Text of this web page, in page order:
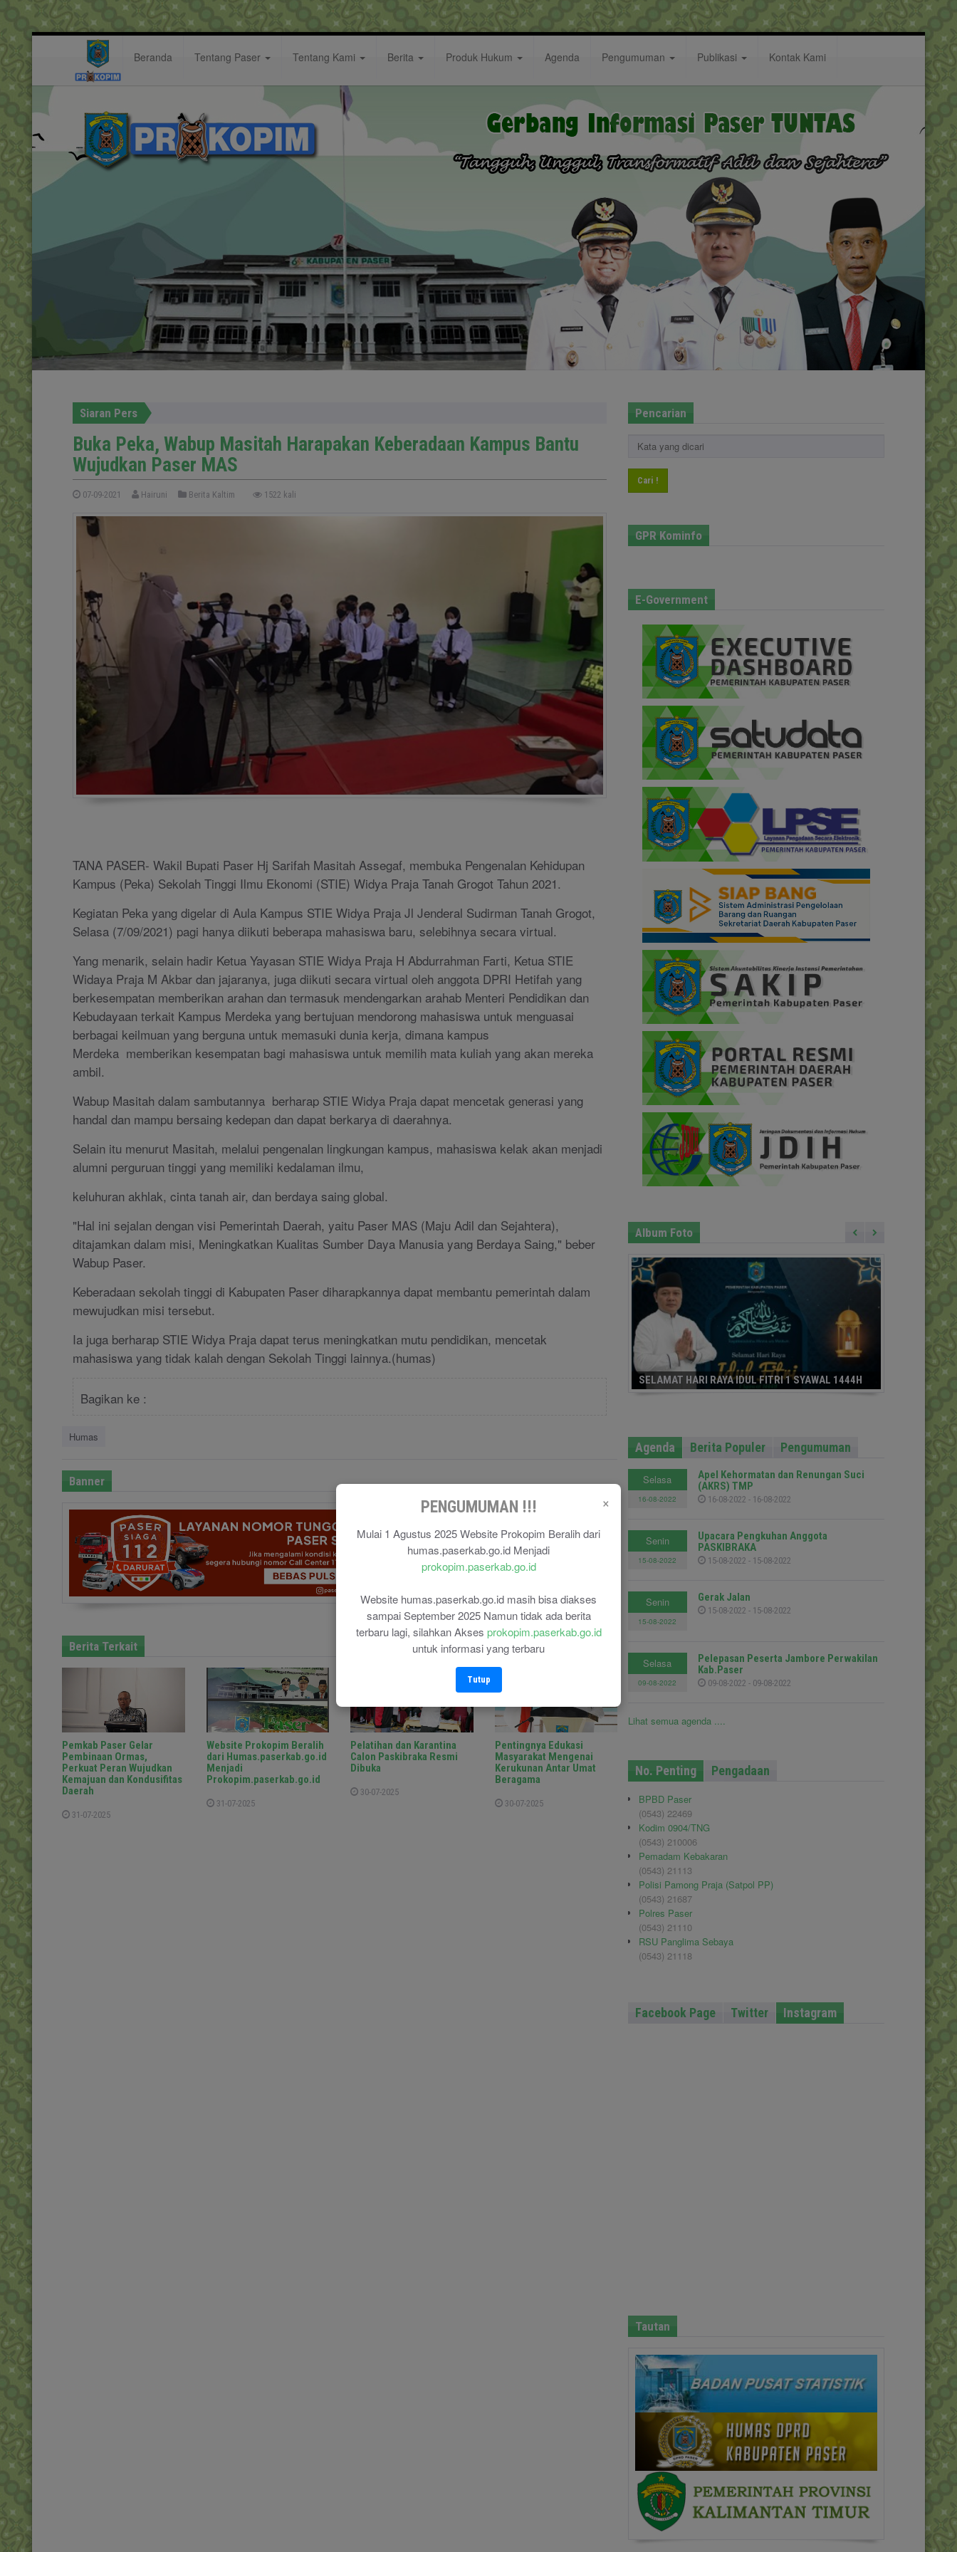
×
PENGUMUMAN !!!
Mulai 1 Agustus 2025 Website Prokopim Beralih dari
humas.paserkab.go.id Menjadi
prokopim.paserkab.go.id
Website humas.paserkab.go.id masih bisa diakses
sampai September 2025 Namun tidak ada berita
terbaru lagi, silahkan Akses prokopim.paserkab.go.id
untuk informasi yang terbaru
Tutup
Beranda Tentang Paser Tentang Kami Berita Produk Hukum Agenda Pengumuman Publikasi Kontak Kami
Berita:
Siaran Pers
Buka Peka, Wabup Masitah Harapakan Keberadaan Kampus Bantu
Wujudkan Paser MAS
07-09-2021 Hairuni Berita Kaltim 1522 kali
TANA PASER- Wakil Bupati Paser Hj Sarifah Masitah Assegaf, membuka Pengenalan Kehidupan
Kampus (Peka) Sekolah Tinggi Ilmu Ekonomi (STIE) Widya Praja Tanah Grogot Tahun 2021.
Kegiatan Peka yang digelar di Aula Kampus STIE Widya Praja Jl Jenderal Sudirman Tanah Grogot,
Selasa (7/09/2021) pagi hanya diikuti beberapa mahasiswa baru, selebihnya secara virtual.
Yang menarik, selain hadir Ketua Yayasan STIE Widya Praja H Abdurrahman Farti, Ketua STIE
Widaya Praja M Akbar dan jajaranya, juga diikuti secara virtual oleh anggota DPRI Hetifah yang
berkesempatan memberikan arahan dan termasuk mendengarkan arahab Menteri Pendidikan dan
Kebudayaan terkait Kampus Merdeka yang bertujuan mendorong mahasiswa untuk menguasai
berbagai keilmuan yang berguna untuk memasuki dunia kerja, dimana kampus
Merdeka memberikan kesempatan bagi mahasiswa untuk memilih mata kuliah yang akan mereka
ambil.
Wabup Masitah dalam sambutannya berharap STIE Widya Praja dapat mencetak generasi yang
handal dan mampu bersaing kedepan dan dapat berkarya di daerahnya.
Selain itu menurut Masitah, melalui pengenalan lingkungan kampus, mahasiswa kelak akan menjadi
alumni perguruan tinggi yang memiliki kedalaman ilmu,
keluhuran akhlak, cinta tanah air, dan berdaya saing global.
"Hal ini sejalan dengan visi Pemerintah Daerah, yaitu Paser MAS (Maju Adil dan Sejahtera),
ditajamkan dalam misi, Meningkatkan Kualitas Sumber Daya Manusia yang Berdaya Saing," beber
Wabup Paser.
Keberadaan sekolah tinggi di Kabupaten Paser diharapkannya dapat membantu pemerintah dalam
mewujudkan misi tersebut.
Ia juga berharap STIE Widya Praja dapat terus meningkatkan mutu pendidikan, mencetak
mahasiswa yang tidak kalah dengan Sekolah Tinggi lainnya.(humas)
Bagikan ke :
Humas
Banner
Berita Terkait
Pemkab Paser Gelar
Pembinaan Ormas,
Perkuat Peran Wujudkan
Kemajuan dan Kondusifitas
Daerah
31-07-2025
Website Prokopim Beralih
dari Humas.paserkab.go.id
Menjadi
Prokopim.paserkab.go.id
31-07-2025
Pelatihan dan Karantina
Calon Paskibraka Resmi
Dibuka
30-07-2025
Pentingnya Edukasi
Masyarakat Mengenai
Kerukunan Antar Umat
Beragama
30-07-2025
Pencarian
Cari !
GPR Kominfo
E-Government
Album Foto
SELAMAT HARI RAYA IDUL FITRI 1 SYAWAL 1444H
Agenda Berita Populer Pengumuman
Selasa
16-08-2022
Apel Kehormatan dan Renungan Suci
(AKRS) TMP
16-08-2022 - 16-08-2022
Senin
15-08-2022
Upacara Pengkuhan Anggota
PASKIBRAKA
15-08-2022 - 15-08-2022
Senin
15-08-2022
Gerak Jalan
15-08-2022 - 15-08-2022
Selasa
09-08-2022
Pelepasan Peserta Jambore Perwakilan
Kab.Paser
09-08-2022 - 09-08-2022
Lihat semua agenda ....
No. Penting Pengadaan
BPBD Paser
(0543) 22469
Kodim 0904/TNG
(0543) 210006
Pemadam Kebakaran
(0543) 21113
Polisi Pamong Praja (Satpol PP)
(0543) 21687
Polres Paser
(0543) 21110
RSU Panglima Sebaya
(0543) 21118
Facebook Page Twitter Instagram
Tautan